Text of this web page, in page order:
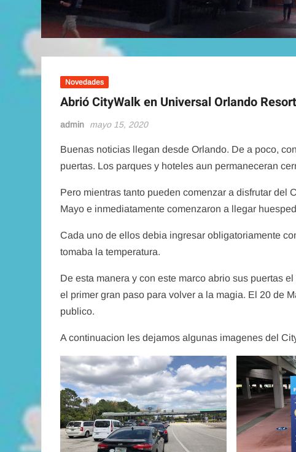
Novedades
Abrió CityWalk en Universal Orlando Resort
admin mayo 15, 2020
Buenas noticias llegan desde Orlando. De a poco,
puertas. Los parques y hoteles aun permaneceran
Pero mientras tanto pueden comenzar a disfrutar del
Mayo e inmediatamente comenzaron a llegar
Cada uno de ellos debia ingresar obligatoriamente
tomaba la temperatura.
De esta manera y con este marco abrio sus puertas
el primer gran paso para volver a la magia. El 20 de
publico.
A continuacion les dejamos algunas imagenes del